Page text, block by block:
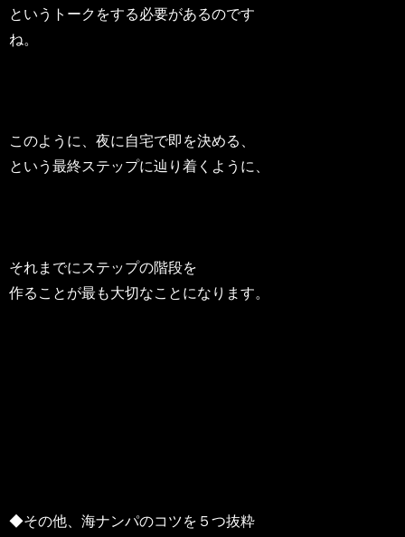
というトークをする必要があるのです
ね。
このように、夜に自宅で即を決める、
という最終ステップに辿り着くように、
それまでにステップの階段を
作ることが最も大切なことになります。
◆その他、海ナンパのコツを５つ抜粋